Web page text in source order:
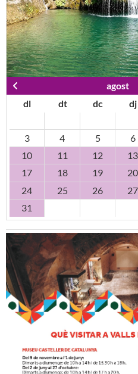
agost
dl
dt dc dj
3
4 5 6
10
11 12 13
17
18 19 20
24
25 26 27
31